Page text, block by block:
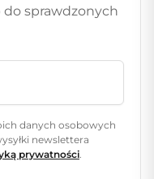
do sprawdzonych
danych osobowych
newslettera
prywatności.